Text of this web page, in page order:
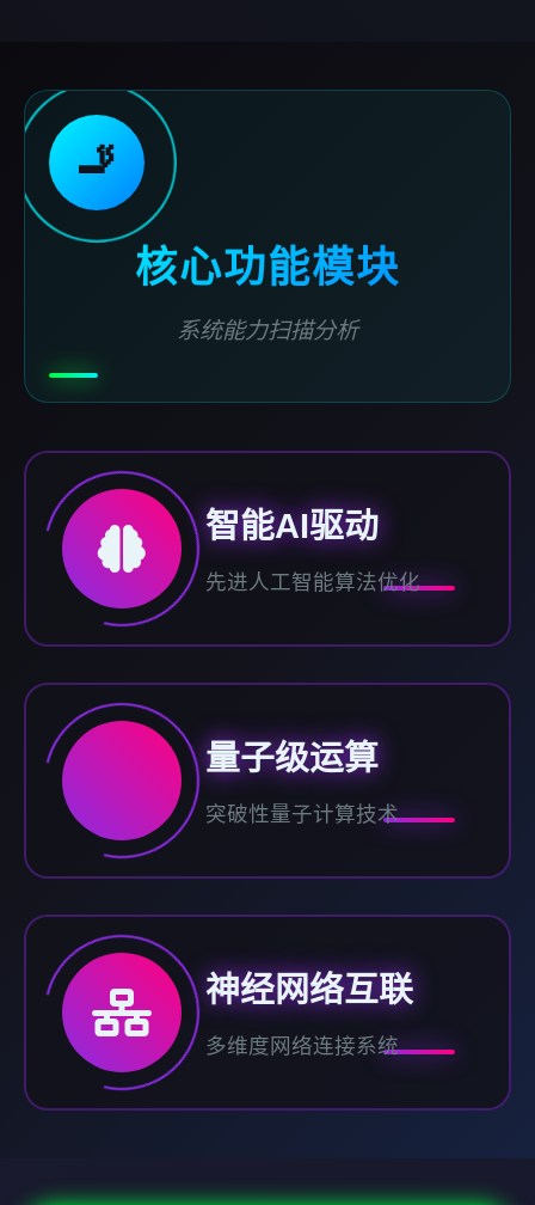
🚬
核心功能模块
系统能力扫描分析
智能AI驱动
先进人工智能算法优化
量子级运算
突破性量子计算技术
神经网络互联
多维度网络连接系统